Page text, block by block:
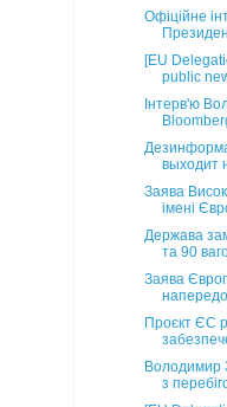
Офіційне
[EU
public
Інтерв'ю
выходит
Заява
імені
Держава
та 90
Заява
Проєкт ЄС
Володимир
з